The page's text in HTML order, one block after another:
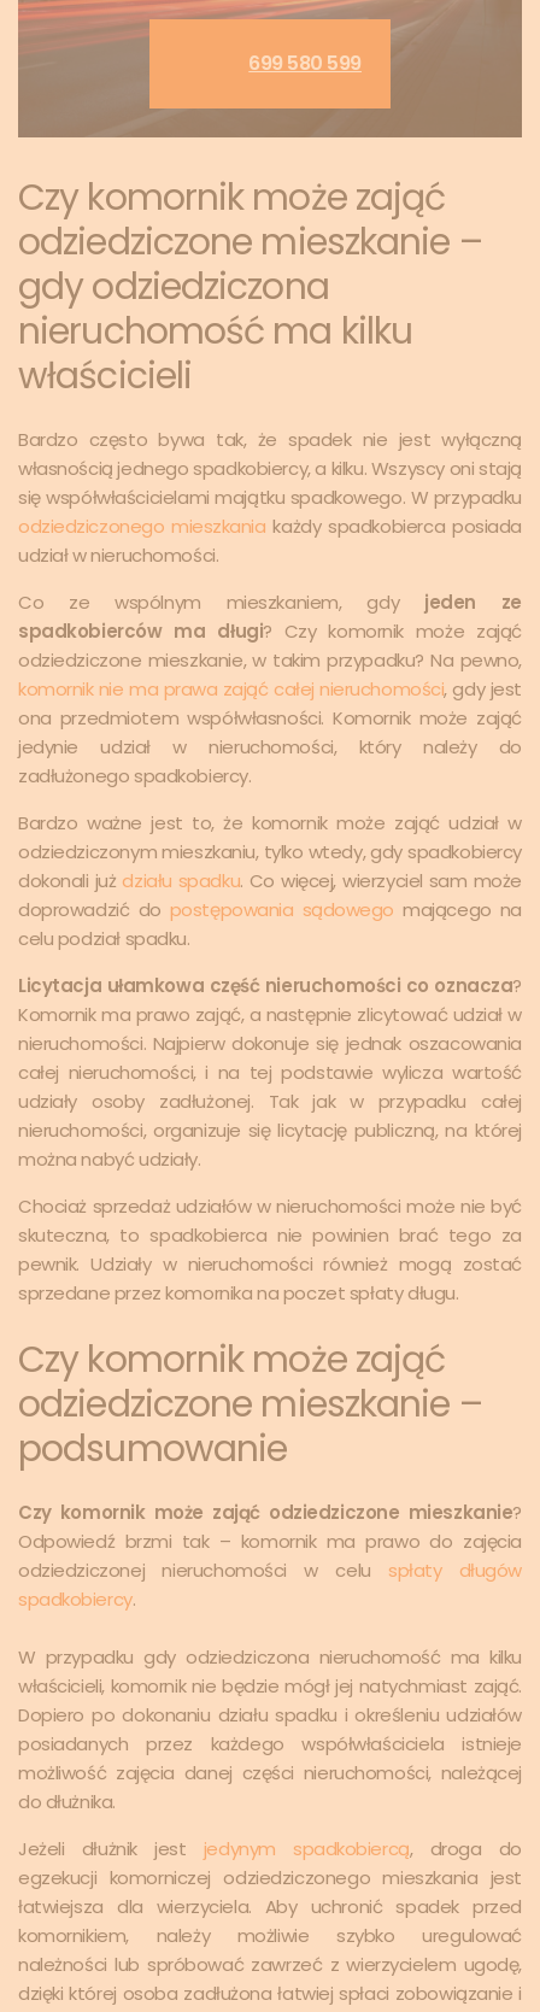
699 580 599
Czy komornik może zająć
odziedziczone mieszkanie –
gdy odziedziczona
nieruchomość ma kilku
właścicieli
Bardzo często bywa tak, że spadek nie jest wyłączną
własnością jednego spadkobiercy, a kilku. Wszyscy oni stają
się współwłaścicielami majątku spadkowego. W przypadku
odziedziczonego mieszkania każdy spadkobierca posiada
udział w nieruchomości.
Co ze wspólnym mieszkaniem, gdyjeden ze
spadkobierców ma długi? Czy komornik może zająć
odziedziczone mieszkanie, w takim przypadku? Na pewno,
komornik nie ma prawa zająć całej nieruchomości, gdy jest
ona przedmiotem współwłasności. Komornik może zająć
jedynie udział w nieruchomości, który należy do
zadłużonego spadkobiercy.
Bardzo ważne jest to, że komornik może zająć udział w
odziedziczonym mieszkaniu, tylko wtedy, gdy spadkobiercy
dokonali już działu spadku. Co więcej, wierzyciel sam może
doprowadzić do postępowania sądowego mającego na
celu podział spadku.
Licytacja ułamkowa część nieruchomości co oznacza?
Komornik ma prawo zająć, a następnie zlicytować udział w
nieruchomości. Najpierw dokonuje się jednak oszacowania
całej nieruchomości, i na tej podstawie wylicza wartość
udziały osoby zadłużonej. Tak jak w przypadku całej
nieruchomości, organizuje się licytację publiczną, na której
można nabyć udziały.
Chociaż sprzedaż udziałów w nieruchomości może nie być
skuteczna, to spadkobierca nie powinien brać tego za
pewnik. Udziały w nieruchomości również mogą zostać
sprzedane przez komornika na poczet spłaty długu.
Czy komornik może zająć
odziedziczone mieszkanie –
podsumowanie
Czy komornik może zająć odziedziczone mieszkanie?
Odpowiedź brzmi tak – komornik ma prawo do zajęcia
odziedziczonej nieruchomości w celu spłaty długów
spadkobiercy.
W przypadku gdy odziedziczona nieruchomość ma kilku
właścicieli, komornik nie będzie mógł jej natychmiast zająć.
Dopiero po dokonaniu działu spadku i określeniu udziałów
posiadanych przez każdego współwłaściciela istnieje
możliwość zajęcia danej części nieruchomości, należącej
do dłużnika.
Jeżeli dłużnik jest jedynym spadkobiercą, droga do
egzekucji komorniczej odziedziczonego mieszkania jest
łatwiejsza dla wierzyciela. Aby uchronić spadek przed
komornikiem, należy możliwie szybko uregulować
należności lub spróbować zawrzeć z wierzycielem ugodę,
dzięki której osoba zadłużona łatwiej spłaci zobowiązanie i